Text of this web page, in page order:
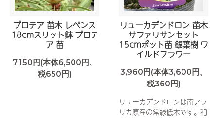
プロテア 苗木 レペンス
18cmスリット鉢 プロテ
ア 苗
7,150円(本体6,500円、
税650円)
リューカデンドロン 苗木
サファリサンセット
15cmポット苗 銀葉樹 ワ
イルドフラワー
3,960円(本体3,600円、
税360円)
リューカデンドロンは南アフ
リカ原産の常緑低木です。和